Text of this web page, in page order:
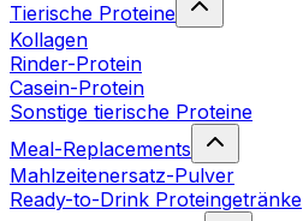
Tierische Proteine
Kollagen
Rinder-Protein
Casein-Protein
Sonstige tierische Proteine
Meal-Replacements
Mahlzeitenersatz-Pulver
Ready-to-Drink Proteingetränke